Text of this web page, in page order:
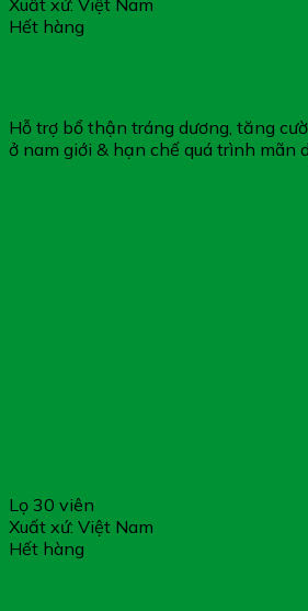
Xuất xứ: Việt Nam
Hết hàng
Hỗ trợ bổ thận tráng dương, tăng
ở nam giới & hạn chế quá trình mãn
Lọ 30 viên
Xuất xứ: Việt Nam
Hết hàng